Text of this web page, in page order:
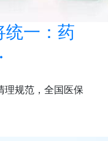
统一：药
理规范，全国医保